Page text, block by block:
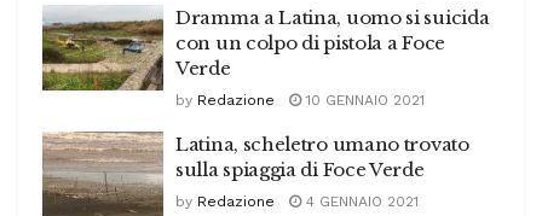
Dramma a Latina, uomo si suicida
con un colpo di pistola a Foce
Verde
by Redazione 10 GENNAIO 2021
Latina, scheletro umano trovato
sulla spiaggia di Foce Verde
by Redazione 4 GENNAIO 2021